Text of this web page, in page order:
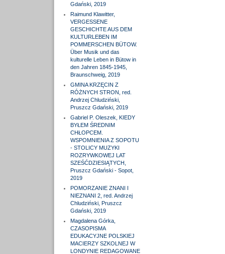
Gdański, 2019
Raimund Klawitter,
VERGESSENE
GESCHICHTE AUS DEM
KULTURLEBEN IM
POMMERSCHEN BÜTOW.
Über Musik und das
kulturelle Leben in Bütow in
den Jahren 1845-1945,
Braunschweig, 2019
GMINA KRZĘCIN Z
RÓŻNYCH STRON, red.
Andrzej Chludziński,
Pruszcz Gdański, 2019
Gabriel P. Oleszek, KIEDY
BYŁEM ŚREDNIM
CHŁOPCEM.
WSPOMNIENIA Z SOPOTU
- STOLICY MUZYKI
ROZRYWKOWEJ LAT
SZEŚĆDZIESIĄTYCH,
Pruszcz Gdański - Sopot,
2019
POMORZANIE ZNANI I
NIEZNANI 2, red. Andrzej
Chludziński, Pruszcz
Gdański, 2019
Magdalena Górka,
CZASOPISMA
EDUKACYJNE POLSKIEJ
MACIERZY SZKOLNEJ W
LONDYNIE REDAGOWANE